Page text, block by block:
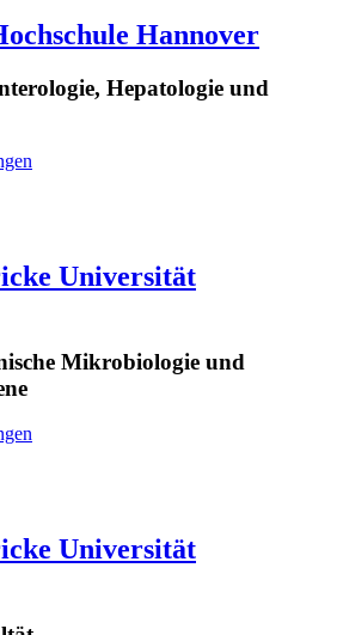
Hannover
Hepatologie und
Universität
Mikrobiologie und
Universität